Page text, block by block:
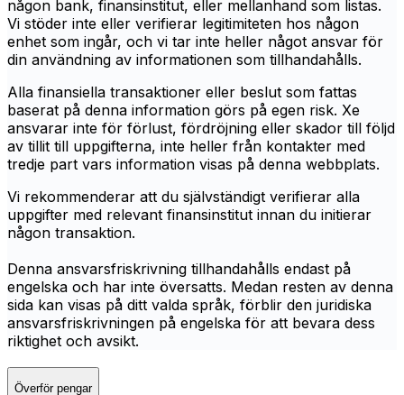
någon bank, finansinstitut, eller mellanhand som listas.
Vi stöder inte eller verifierar legitimiteten hos någon
enhet som ingår, och vi tar inte heller något ansvar för
din användning av informationen som tillhandahålls.
Alla finansiella transaktioner eller beslut som fattas
baserat på denna information görs på egen risk. Xe
ansvarar inte för förlust, fördröjning eller skador till följd
av tillit till uppgifterna, inte heller från kontakter med
tredje part vars information visas på denna webbplats.
Vi rekommenderar att du självständigt verifierar alla
uppgifter med relevant finansinstitut innan du initierar
någon transaktion.
Denna ansvarsfriskrivning tillhandahålls endast på
engelska och har inte översatts. Medan resten av denna
sida kan visas på ditt valda språk, förblir den juridiska
ansvarsfriskrivningen på engelska för att bevara dess
riktighet och avsikt.
Överför pengar